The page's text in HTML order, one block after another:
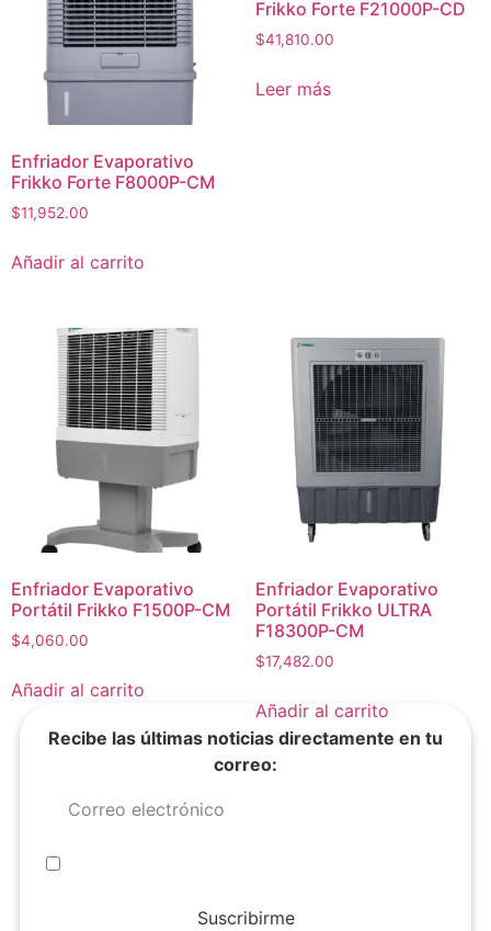
Enfriador Evaporativo
Frikko Forte F8000P-CM
$11,952.00
Añadir al carrito
Frikko Forte F21000P-CD
$41,810.00
Leer más
Enfriador Evaporativo
Portátil Frikko F1500P-CM
$4,060.00
Añadir al carrito
Enfriador Evaporativo
Portátil Frikko ULTRA
F18300P-CM
$17,482.00
Añadir al carrito
1 2
Recibe las últimas noticias directamente en tu
correo:
Suscribirme